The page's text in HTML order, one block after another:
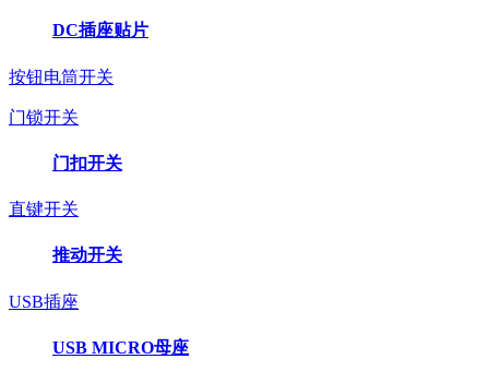
DC插座贴片
按钮电筒开关
门锁开关
门扣开关
直键开关
推动开关
USB插座
USB MICRO母座